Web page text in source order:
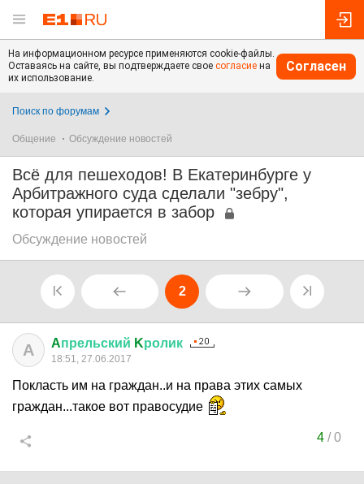
На информационном ресурсе применяются cookie-файлы.
Оставаясь на сайте, вы подтверждаете свое согласие на
их использование.
Согласен
Поиск по форумам
Общение Обсуждение новостей
Всё для пешеходов! В Екатеринбурге у
Арбитражного суда сделали "зебру",
которая упирается в забор
Обсуждение новостей
2
A Aпрельский Kролик
18:51, 27.06.2017
Покласть им на граждан..и на права этих самых
граждан...такое вот правосудие
4/0